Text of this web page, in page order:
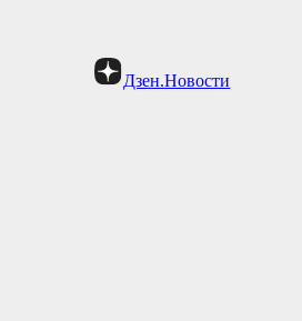
Дзен.Новости